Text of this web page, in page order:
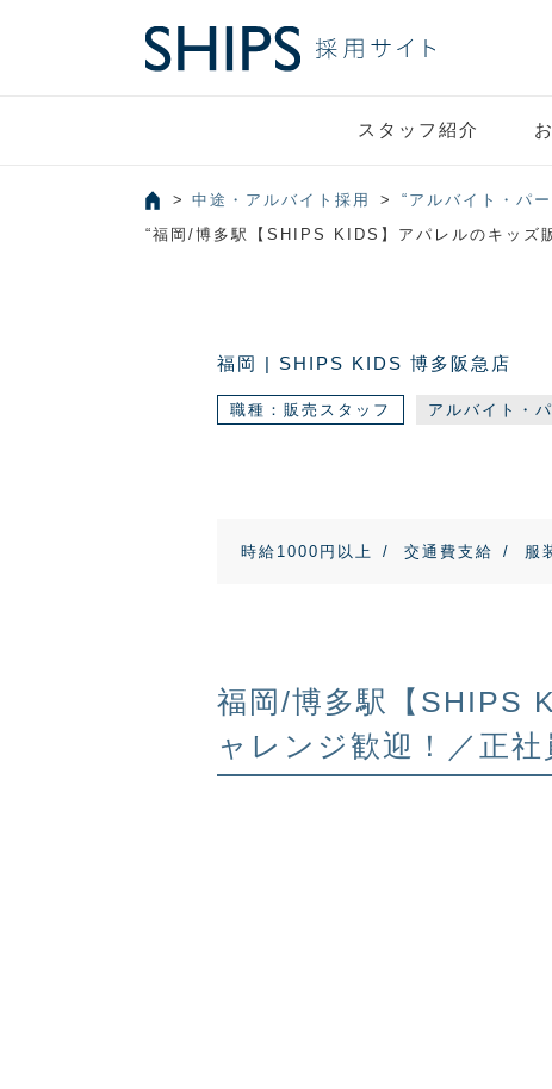
スタッフ紹介
中途・アルバイト採用
“アルバイト・パ
“福岡/博多駅【SHIPS KIDS】アパレルのキッズ
福岡 | SHIPS KIDS 博多阪急店
職種：販売スタッフ アルバイト・
時給1000円以上 交通費支給 服
福岡/博多駅【SHIPS
ャレンジ歓迎！／正